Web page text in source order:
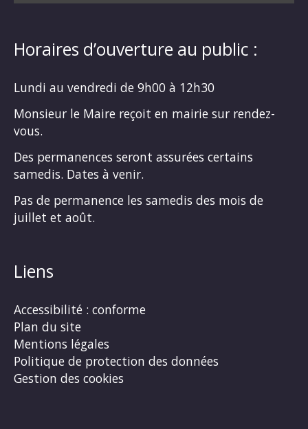
Horaires d’ouverture au public :
Lundi au vendredi de 9h00 à 12h30
Monsieur le Maire reçoit en mairie sur rendez-
vous.
Des permanences seront assurées certains
samedis. Dates à venir.
Pas de permanence les samedis des mois de
juillet et août.
Liens
Accessibilité : conforme
Plan du site
Mentions légales
Politique de protection des données
Gestion des cookies